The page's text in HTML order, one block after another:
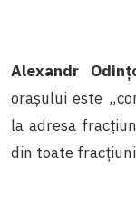
Alexandr
orașului este
la adresa
din toate